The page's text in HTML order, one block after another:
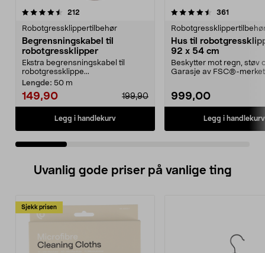
212
Robotgressklippertilbehør
Begrensningskabel til
robotgressklipper
Ekstra begrensningskabel til
robotgressklippe...
Lengde: 50 m
149,90 199,90
Legg i handlekurv
4.5 av 5 stjerner 361
Hus til
92 x 54 cm
Beskytter mot regn, støv
Garasje av FSC®-
999,00
Legg i handlekurv
4.5 av 5 stjerner
Uvanlig gode priser på vanlige ting
Sjekk prisen